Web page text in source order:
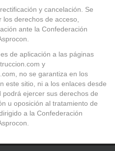
y cancelación. Se
derechos de acceso,
ante la Confederación
de aplicación a las páginas
y
no se garantiza en los
este sitio, ni a los enlaces desde
ejercer sus derechos de
u oposición al tratamiento de
a la Confederación